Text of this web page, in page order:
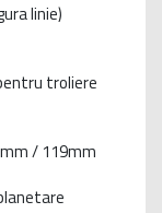
linie)
troliere
/ 119mm